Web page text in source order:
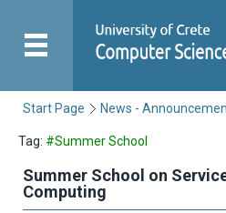
Start Page News -
Tag: #Summer School
Summer School on
Computing